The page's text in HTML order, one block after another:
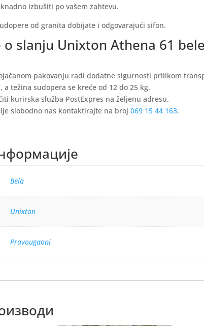
izbušiti po vašem zahtevu.
od granita dobijate i odgovarajući sifon.
slanju Unixton Athena 61
pakovanju radi dodatne sigurnosti prilikom
a težina sudopera se kreće od 12 do 25 kg.
kurirska služba PostExpres na željenu adresu.
slobodno nas kontaktirajte na broj069 15 44 163.
Bela
Unixton
Pravougaoni